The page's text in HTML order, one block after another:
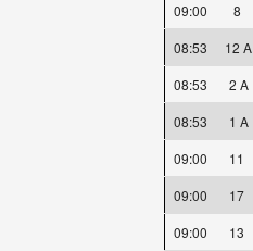
09:00
8
08:53
12 A
08:53
2 A
08:53
1 A
09:00
11
09:00
17
09:00
13